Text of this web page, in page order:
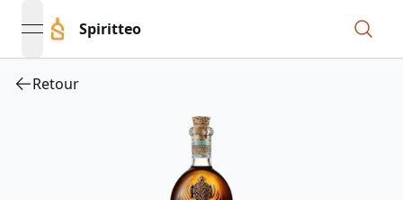
open navigation menu
Spiritteo
Retour